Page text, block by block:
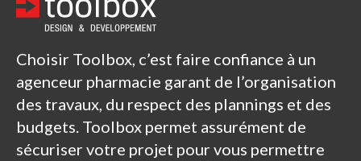
Choisir Toolbox, c’est faire confiance à un
agenceur pharmacie garant de l’organisation
des travaux, du respect des plannings et des
budgets. Toolbox permet assurément de
sécuriser votre projet pour vous permettre